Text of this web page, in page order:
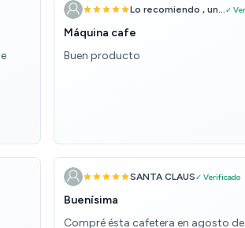
Lo recomiendo , un...✓
Máquina cafe
Buen producto
SANTA CLAUS✓ Verificado
Buenísima
Compré ésta cafetera en agosto